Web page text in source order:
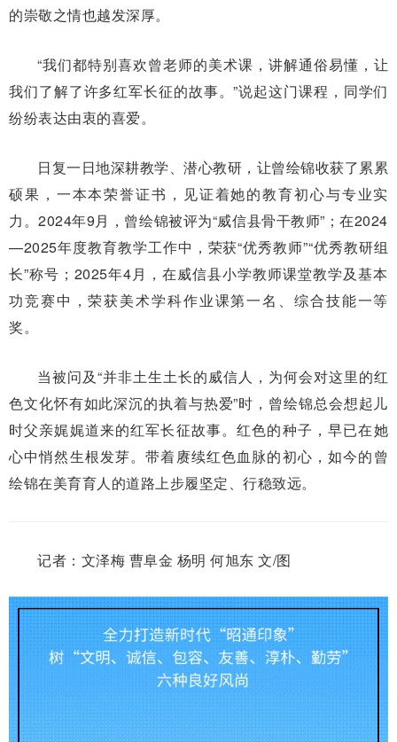
的崇敬之情也越发深厚。
“我们都特别喜欢曾老师的美术课，讲解通俗易懂，让
我们了解了许多红军长征的故事。”说起这门课程，同学们
纷纷表达由衷的喜爱。
日复一日地深耕教学、潜心教研，让曾绘锦收获了累累
硕果，一本本荣誉证书，见证着她的教育初心与专业实
力。2024年9月，曾绘锦被评为“威信县骨干教师”；在2024
—2025年度教育教学工作中，荣获“优秀教师”“优秀教研组
长”称号；2025年4月，在威信县小学教师课堂教学及基本
功竞赛中，荣获美术学科作业课第一名、综合技能一等
奖。
当被问及“并非土生土长的威信人，为何会对这里的红
色文化怀有如此深沉的执着与热爱”时，曾绘锦总会想起儿
时父亲娓娓道来的红军长征故事。红色的种子，早已在她
心中悄然生根发芽。带着赓续红色血脉的初心，如今的曾
绘锦在美育育人的道路上步履坚定、行稳致远。
记者：文泽梅 曹阜金 杨明 何旭东 文/图